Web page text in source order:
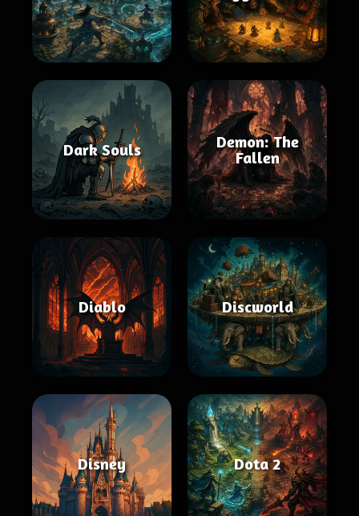
Dark Souls
Demon: The
Fallen
Diablo Discworld
Disney Dota 2